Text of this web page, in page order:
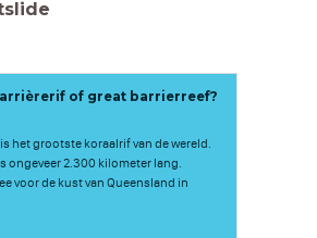
of great barrierreef?
is het grootste koraalrif van de wereld.
ongeveer 2.300 kilometer lang.
voor de kust van Queensland in